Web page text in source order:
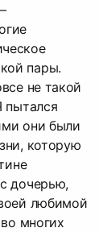
пары.
не такой
пытался
они были
которую
дочерью,
любимой
многих